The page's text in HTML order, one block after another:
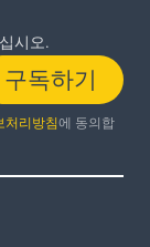
시오.
구독하기
처리방침에 동의합